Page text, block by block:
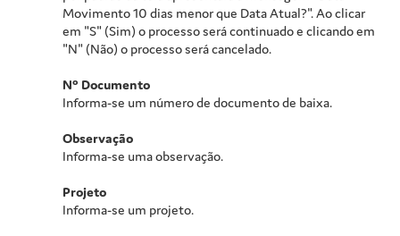
Movimento 10 dias menor que Data Atual?". Ao clicar
em "S" (Sim) o processo será continuado e clicando em
"N" (Não) o processo será cancelado.
Nº Documento
Informa-se um número de documento de baixa.
Observação
Informa-se uma observação.
Projeto
Informa-se um projeto.